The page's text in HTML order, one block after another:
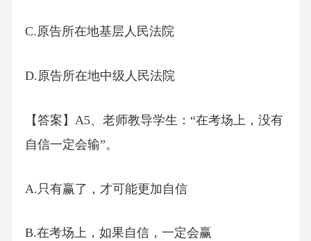
C.原告所在地基层人民法院
D.原告所在地中级人民法院
【答案】A5、老师教导学生：“在考场上，没有
自信一定会输”。
A.只有赢了，才可能更加自信
B.在考场上，如果自信，一定会赢